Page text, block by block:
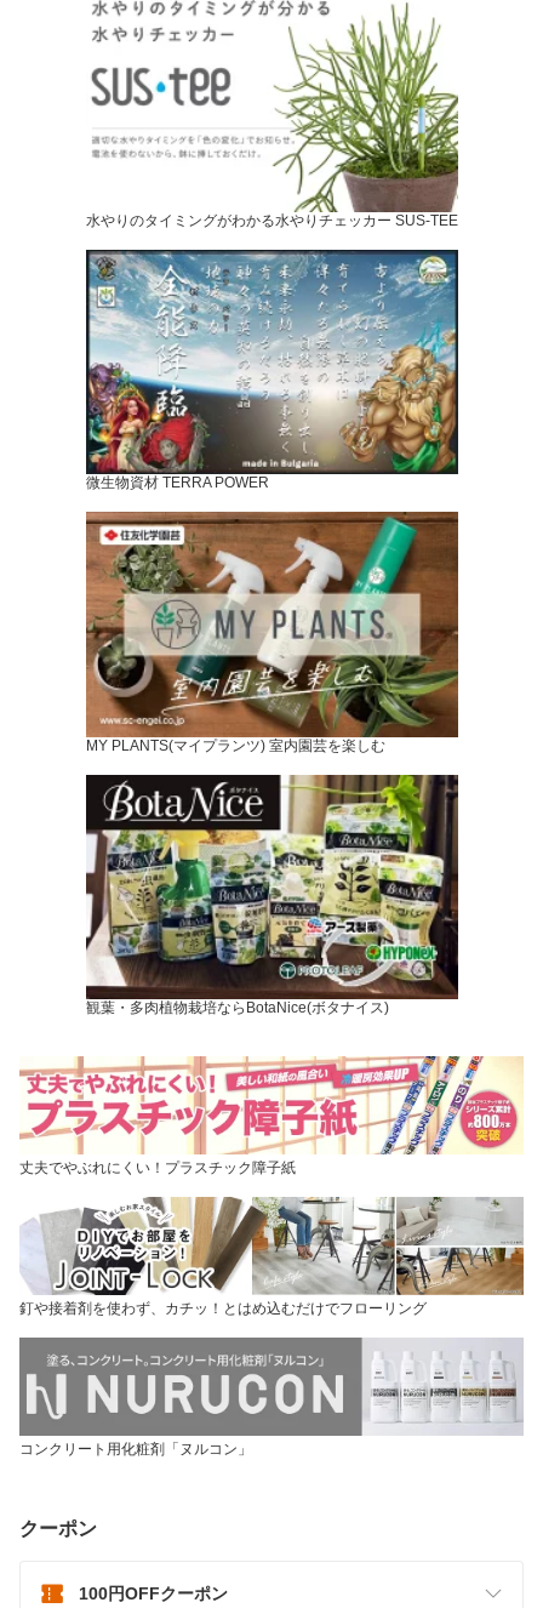
水やりのタイミングがわかる水やりチェッカー SUS-TEE
微生物資材 TERRA POWER
MY PLANTS(マイプランツ) 室内園芸を楽しむ
観葉・多肉植物栽培ならBotaNice(ボタナイス)
丈夫でやぶれにくい！プラスチック障子紙
釘や接着剤を使わず、カチッ！とはめ込むだけでフローリング
コンクリート用化粧剤「ヌルコン」
クーポン
100円OFFクーポン